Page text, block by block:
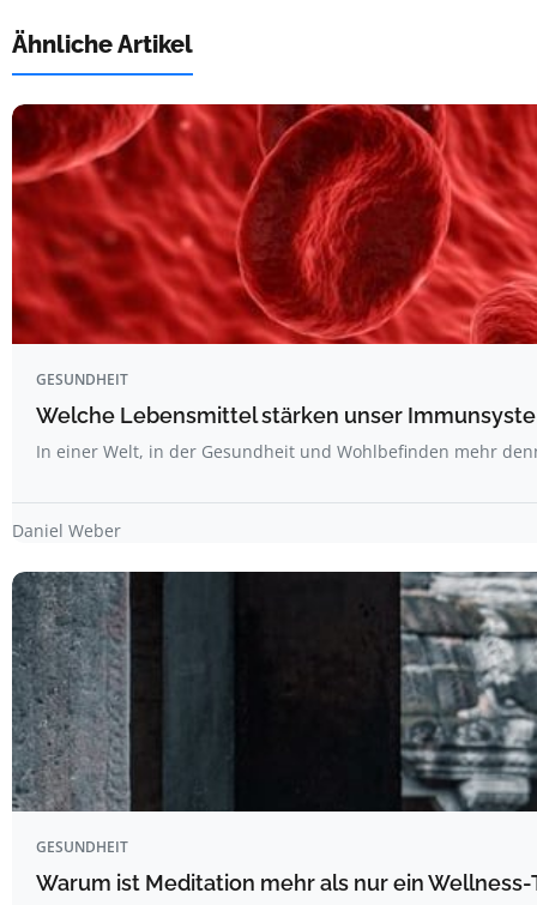
Ähnliche Artikel
GESUNDHEIT
Welche Lebensmittel stärken unser
In einer Welt, in der Gesundheit und Wohlbefinden mehr
Daniel Weber
GESUNDHEIT
Warum ist Meditation mehr als nur ein Wellness-